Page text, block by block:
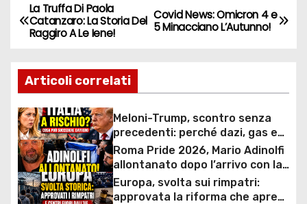
N
a
v
i
g
a
z
Covid News: Omicron 4 e
5 Minacciano L’Autunno!
La Truffa Di Paola
Catanzaro: La Storia Del
Raggiro A Le Iene!
Articoli correlati
Meloni-Trump, scontro senza
precedenti: perché dazi, gas e
rapporti diplomatici possono
costare caro all’Italia
Roma Pride 2026, Mario Adinolfi
allontanato dopo l’arrivo con la
bandiera di Israele: scontro
politico e polemiche sui diritti
Europa, svolta sui rimpatri:
approvata la riforma che apre